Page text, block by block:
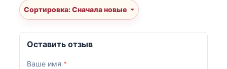
Сортировка: Сначала новые
Оставить отзыв
Ваше имя *